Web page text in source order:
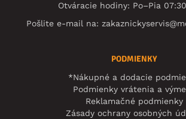
Otváracie hodiny: Po–Pia
Pošlite e-mail na:
PODMIENKY
*Nákupné a dodacie
Podmienky vrátenia a
Reklamačné podmienky
Zásady ochrany osobných